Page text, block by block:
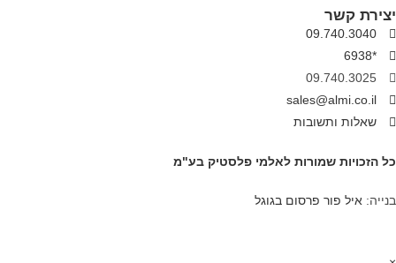
יצירת קשר
09.740.3040
*6938
09.740.3025
sales@almi.co.il
שאלות ותשובות
כל הזכויות שמורות לאלמי פלסטיק בע"מ
בנייה: איל פור פרסום בגוגל